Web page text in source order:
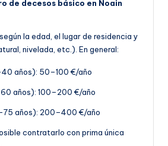
de decesos básico en Noain
la edad, el lugar de residencia y
nivelada, etc.). En general:
años): 50–100 €/año
años): 100–200 €/año
años): 200–400 €/año
contratarlo con prima única